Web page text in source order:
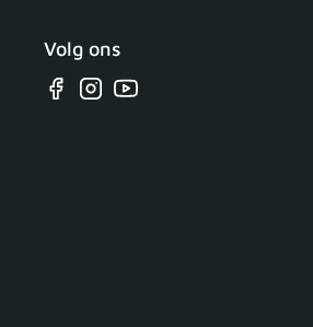
Volg ons
Facebook
Instagram
YouTube